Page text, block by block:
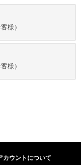
様）
様）
カウントについて